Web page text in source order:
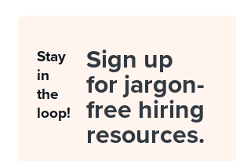
Stay
in
the
loop!
Sign up
for jargon-
free hiring
resources.